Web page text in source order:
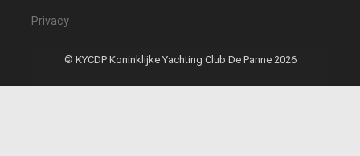
Privacy
© KYCDP Koninklijke Yachting Club De Panne 2026